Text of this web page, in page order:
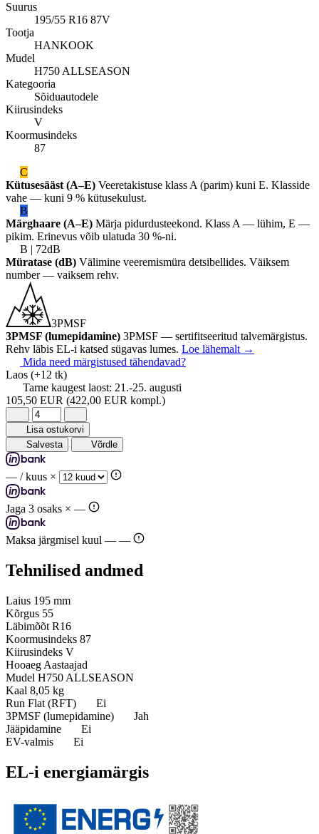
Suurus
195/55 R16 87V
Tootja
HANKOOK
Mudel
H750 ALLSEASON
Kategooria
Sõiduautodele
Kiirusindeks
V
Koormusindeks
87
C
Kütusesääst (A–E) Veeretakistuse klass A (parim) kuni E. Klasside
vahe — kuni 9 % kütusekulust.
B
Märghaare (A–E) Märja pidurdusteekond. Klass A — lühim, E —
pikim. Erinevus võib ulatuda 30 %-ni.
B | 72dB
Müratase (dB) Välimine veeremismüra detsibellides. Väiksem
number — vaiksem rehv.
3PMSF
3PMSF (lumepidamine) 3PMSF — sertifitseeritud talvemärgistus.
Rehv läbis EL-i katsed sügavas lumes. Loe lähemalt →
Mida need märgistused tähendavad?
Laos (+12 tk)
Tarne kaugest laost: 21.-25. augusti
105,50 EUR (422,00 EUR kompl.)
Lisa ostukorvi
Salvesta
Võrdle
— / kuus ×
Jaga 3 osaks × —
Maksa järgmisel kuul — —
Tehnilised andmed
Laius 195 mm
Kõrgus 55
Läbimõõt R16
Koormusindeks 87
Kiirusindeks V
Hooaeg Aastaajad
Mudel H750 ALLSEASON
Kaal 8,05 kg
Run Flat (RFT)
Ei
3PMSF (lumepidamine)
Jah
Jääpidamine
Ei
EV-valmis
Ei
EL-i energiamärgis